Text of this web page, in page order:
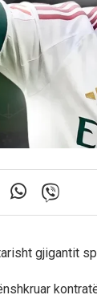
gjigantit